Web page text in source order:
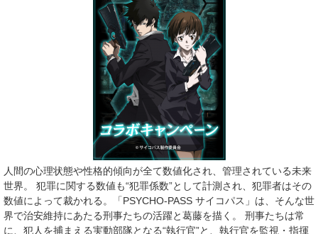
人間の心理状態や性格的傾向が全て数値化され、管理されている未来
世界。 犯罪に関する数値も“犯罪係数”として計測され、犯罪者はその
数値によって裁かれる。「PSYCHO-PASS サイコパス」は、そんな世
界で治安維持にあたる刑事たちの活躍と葛藤を描く。 刑事たちは常
に、犯人を捕まえる実動部隊となる“執行官”と、執行官を監視・指揮